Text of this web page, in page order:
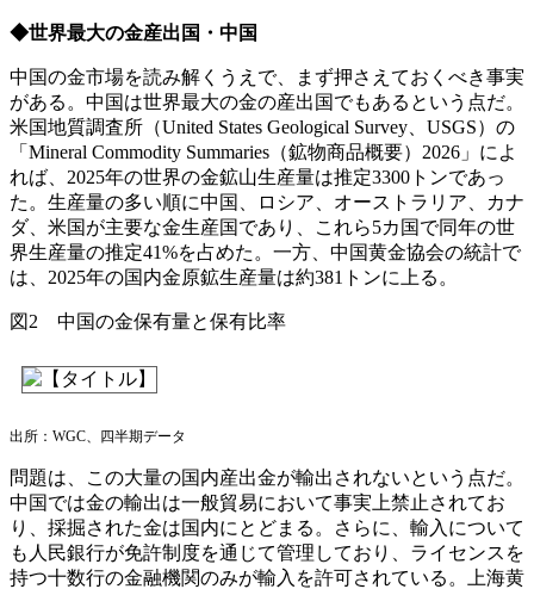
◆世界最大の金産出国・中国
中国の金市場を読み解くうえで、まず押さえておくべき事実
がある。中国は世界最大の金の産出国でもあるという点だ。
米国地質調査所（United States Geological Survey、USGS）の
「Mineral Commodity Summaries（鉱物商品概要）2026」によ
れば、2025年の世界の金鉱山生産量は推定3300トンであっ
た。生産量の多い順に中国、ロシア、オーストラリア、カナ
ダ、米国が主要な金生産国であり、これら5カ国で同年の世
界生産量の推定41%を占めた。一方、中国黄金協会の統計で
は、2025年の国内金原鉱生産量は約381トンに上る。
図2 中国の金保有量と保有比率
出所：WGC、四半期データ
問題は、この大量の国内産出金が輸出されないという点だ。
中国では金の輸出は一般貿易において事実上禁止されてお
り、採掘された金は国内にとどまる。さらに、輸入について
も人民銀行が免許制度を通じて管理しており、ライセンスを
持つ十数行の金融機関のみが輸入を許可されている。上海黄